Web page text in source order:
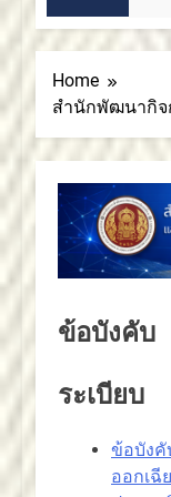
อาชีว
สถาบันการอา
Home
สำนักพัฒนากิจ
ข้อบังคับ
ระเบียบ
ข้อบังคั
ออกเฉี